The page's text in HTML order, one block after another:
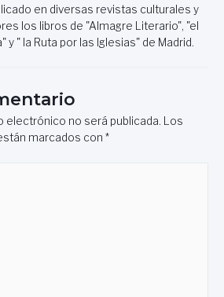
en diversas revistas culturales y
los libros de "Almagre Literario", "el
y " la Ruta por las Iglesias" de Madrid.
electrónico no será publicada. Los
marcados con *